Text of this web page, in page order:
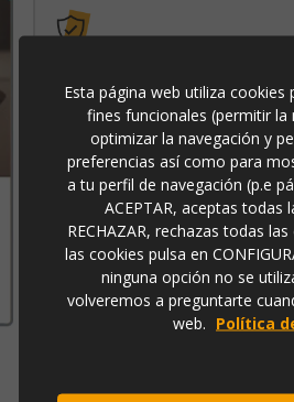
-3% DE DESCUENTO
transferencia bancaria
p2675
Esta página web utiliza
fines funcionales (permitir la
optimizar la navegación y
preferencias así como para
a tu perfil de navegación (p.e
ACEPTAR, aceptas todas
RECHAZAR, rechazas todas
las cookies pulsa en
ninguna opción no se
volveremos a preguntarte
web. Política